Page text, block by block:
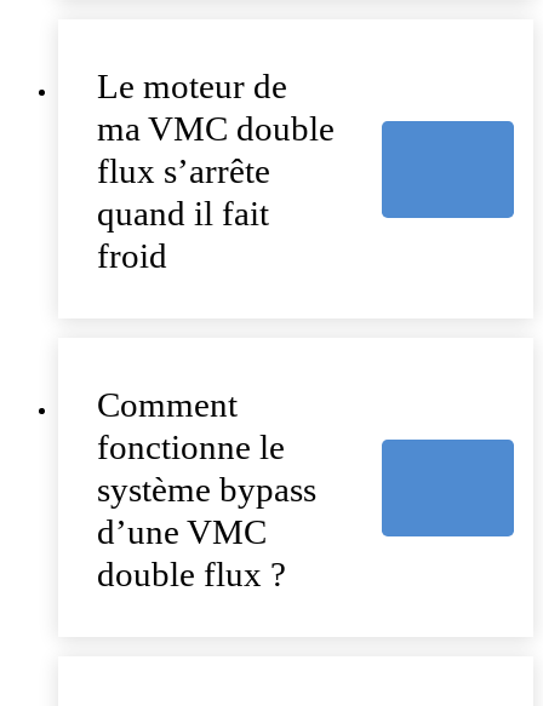
Le moteur de
ma VMC double
flux s’arrête
quand il fait
froid
Comment
fonctionne le
système bypass
d’une VMC
double flux ?